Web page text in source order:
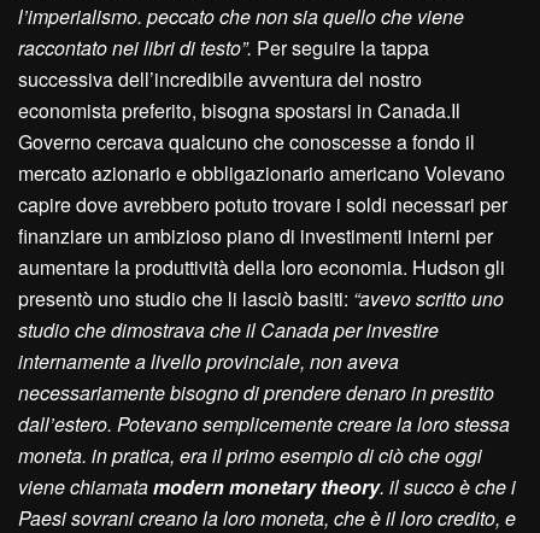
l’imperialismo. peccato che non sia quello che viene
raccontato nei libri di testo”. Per seguire la tappa
successiva dell’incredibile avventura del nostro
economista preferito, bisogna spostarsi in Canada.Il
Governo cercava qualcuno che conoscesse a fondo il
mercato azionario e obbligazionario americano Volevano
capire dove avrebbero potuto trovare i soldi necessari per
finanziare un ambizioso piano di investimenti interni per
aumentare la produttività della loro economia. Hudson gli
presentò uno studio che li lasciò basiti: “avevo scritto uno
studio che dimostrava che il Canada per investire
internamente a livello provinciale, non aveva
necessariamente bisogno di prendere denaro in prestito
dall’estero. Potevano semplicemente creare la loro stessa
moneta. in pratica, era il primo esempio di ciò che oggi
viene chiamatamodern monetary theory. il succo è che i
Paesi sovrani creano la loro moneta, che è il loro credito, e